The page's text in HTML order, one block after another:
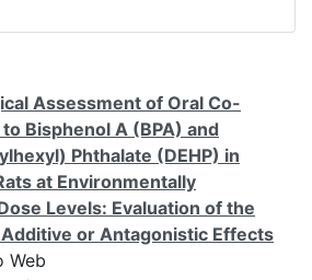
Assessment of Oral Co-
Bisphenol A (BPA) and
Phthalate (DEHP) in
at Environmentally
Levels: Evaluation of the
or Antagonistic Effects
Web